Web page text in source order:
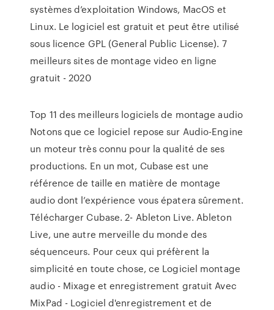
systèmes d’exploitation Windows, MacOS et
Linux. Le logiciel est gratuit et peut être utilisé
sous licence GPL (General Public License). 7
meilleurs sites de montage video en ligne
gratuit - 2020
Top 11 des meilleurs logiciels de montage audio
Notons que ce logiciel repose sur Audio-Engine
un moteur très connu pour la qualité de ses
productions. En un mot, Cubase est une
référence de taille en matière de montage
audio dont l’expérience vous épatera sûrement.
Télécharger Cubase. 2- Ableton Live. Ableton
Live, une autre merveille du monde des
séquenceurs. Pour ceux qui préfèrent la
simplicité en toute chose, ce Logiciel montage
audio - Mixage et enregistrement gratuit Avec
MixPad - Logiciel d'enregistrement et de